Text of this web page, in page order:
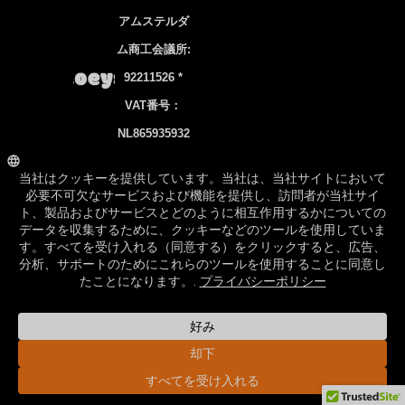
アムステルダ
ム商工会議所:
92211526 *
VAT番号：
NL865935932
銀行口座NL83
INGB 0106
7536 22
©2026